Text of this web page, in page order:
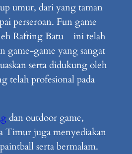
umur, dari yang taman
perseroan. Fun game
Rafting Batu ini telah
game-game yang sangat
serta didukung oleh
telah profesional pada
dan outdoor game,
Timur juga menyediakan
serta bermalam.